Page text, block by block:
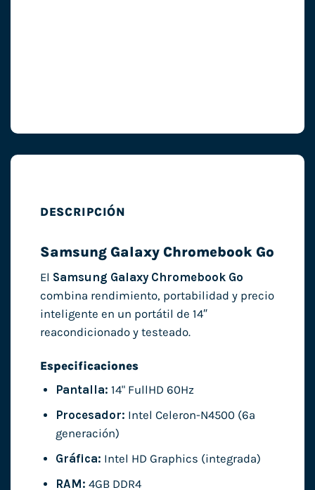
DESCRIPCIÓN
Samsung Galaxy Chromebook Go
El Samsung Galaxy Chromebook Go
combina rendimiento, portabilidad y precio
inteligente en un portátil de 14″
reacondicionado y testeado.
Especificaciones
Pantalla: 14" FullHD 60Hz
Procesador: Intel Celeron-N4500 (6ª
generación)
Gráfica: Intel HD Graphics (integrada)
RAM: 4GB DDR4